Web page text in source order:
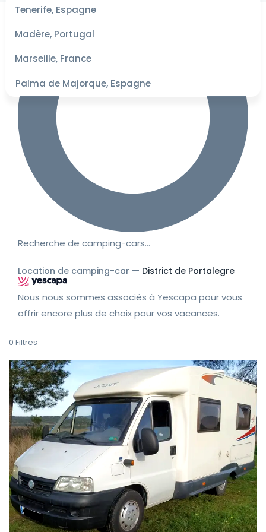
Tenerife, Espagne
Madère, Portugal
Marseille, France
Palma de Majorque, Espagne
les
pour les
tarifs
Recherche de camping-cars…
Location de camping-car — District de Portalegre
Nous nous sommes associés à Yescapa pour vous
offrir encore plus de choix pour vos vacances.
0 Filtres